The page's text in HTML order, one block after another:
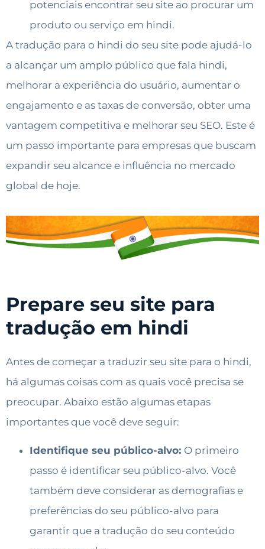
potenciais encontrar seu site ao procurar um
produto ou serviço em hindi.
A tradução para o hindi do seu site pode ajudá-lo
a alcançar um amplo público que fala hindi,
melhorar a experiência do usuário, aumentar o
engajamento e as taxas de conversão, obter uma
vantagem competitiva e melhorar seu SEO. Este é
um passo importante para empresas que buscam
expandir seu alcance e influência no mercado
global de hoje.
Prepare seu site para
tradução em hindi
Antes de começar a traduzir seu site para o hindi,
há algumas coisas com as quais você precisa se
preocupar. Abaixo estão algumas etapas
importantes que você deve seguir:
Identifique seu público-alvo: O primeiro
passo é identificar seu público-alvo. Você
também deve considerar as demografias e
preferências do seu público-alvo para
garantir que a tradução do seu conteúdo